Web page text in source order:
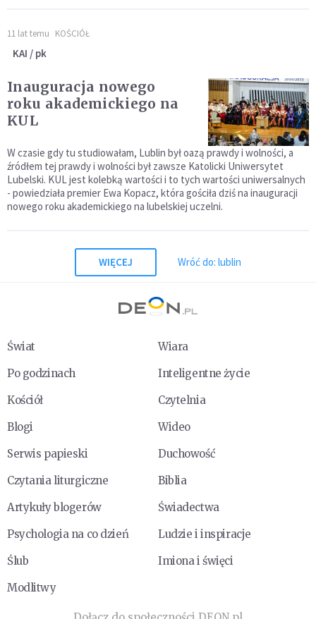
11 lat temu KOŚCIÓŁ
KAI / pk
Inauguracja nowego
roku akademickiego na
KUL
W czasie gdy tu studiowałam, Lublin był oazą prawdy i wolności, a
źródłem tej prawdy i wolności był zawsze Katolicki Uniwersytet
Lubelski. KUL jest kolebką wartości i to tych wartości uniwersalnych
- powiedziała premier Ewa Kopacz, która gościła dziś na inauguracji
nowego roku akademickiego na lubelskiej uczelni.
WIĘCEJ Wróć do: lublin
Świat
Wiara
Po godzinach
Inteligentne życie
Kościół
Czytelnia
Blogi
Wideo
Serwis papieski
Duchowość
Czytania liturgiczne
Biblia
Artykuły blogerów
Świadectwa
Psychologia na co dzień
Ludzie i inspiracje
Ślub
Imiona i święci
Modlitwy